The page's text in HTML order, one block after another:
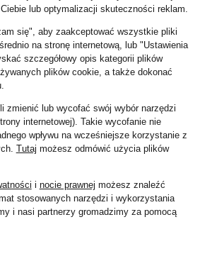
+ rabat promocyjny
Marc O'Polo
Kurtka wierzchnia
405 zł
Najniższa cena:
364,50 zł
Cena regularna:809 zł
+ rabat promocyjny
Marc O'Polo
Kurtka wierzchnia
275 zł
Cena regularna:
lub optymalizacji skuteczności reklam.
się", aby zaakceptować wszystkie pliki
na stronę internetową, lub "Ustawienia
szczegółowy opis kategorii plików
plików cookie, a także dokonać
zmienić lub wycofać swój wybór narzędzi
internetowej). Takie wycofanie nie
wpływu na wcześniejsze korzystanie z
Tutaj możesz odmówić użycia plików
i nocie prawnej możesz znaleźć
stosowanych narzędzi i wykorzystania
i nasi partnerzy gromadzimy za pomocą